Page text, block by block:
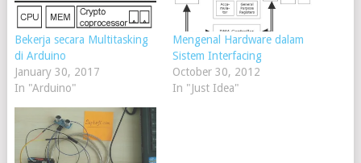
Bekerja secara Multitasking
di Arduino
January 30, 2017
In "Arduino"
Mengenal Hardware dalam
Sistem Interfacing
October 30, 2012
In "Just Idea"